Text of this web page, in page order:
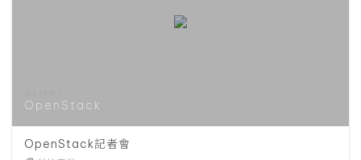
OpenStack
OpenStack記者會